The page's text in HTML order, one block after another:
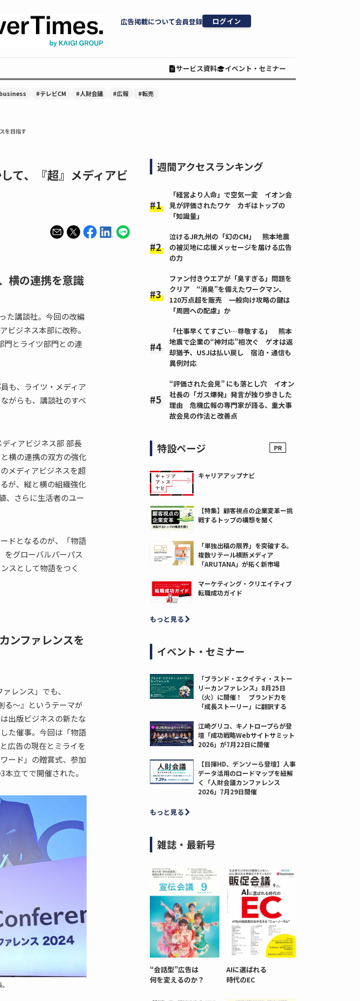
広告掲載について会員登録 ログイン
サービス資料 イベント・セミナー
#テレビCM #人財会議 #広報 #転売
を目指す
て、『超』メディアビ
横の連携を意識
た講談社。今回の改編
ビジネス本部に改称。
門とライツ部門との連
も、ライツ・メディア
がらも、講談社のすべ
ィアビジネス部 部長
横の連携の双方の強化
メディアビジネスを超
が、縦と横の組織強化
、さらに生活者のユー
ドとなるのが、「物語
グローバルパーパス
スとして物語をつく
ンファレンスを
レンス」でも、
る〜』というテーマが
出版ビジネスの新たな
た催事。今回は「物語
広告の現在とミライを
ード」の贈賞式、参加
立てで開催された。
週間アクセスランキング
「経営より人命」で空気一変 イオン会
見が評価されたワケ カギはトップの
「知識量」
泣けるJR九州の「幻のCM」 熊本地震
の被災地に応援メッセージを届ける広告
の力
ファン付きウエアが「臭すぎる」問題を
クリア “消臭”を備えたワークマン、
120万点超を販売 一般向け攻略の鍵は
「周囲への配慮」か
「仕事早くてすごい…尊敬する」 熊本
地震で企業の“神対応”相次ぐ ゲオは返
却猶予、USJは払い戻し 宿泊・通信も
異例対応
“評価された会見” にも落とし穴 イオン
社長の「ガス爆発」発言が独り歩きした
理由 危機広報の専門家が語る、重大事
故会見の作法と改善点
特設ページ
キャリアアップナビ
【特集】顧客視点の企業変革ー挑
戦するトップの構想を聞く
「単独出稿の限界」を突破する。
複数リテール横断メディア
「ARUTANA」が拓く新市場
マーケティング・クリエイティブ
転職成功ガイド
もっと見る
イベント・セミナー
「ブランド・エクイティ・ストー
リーカンファレンス」8月25日
（火）に開催！ ブランド力を
「成長ストーリー」に翻訳する
江崎グリコ、キノトロープらが登
壇「成功戦略Webサイトサミット
2026」が7月22日に開催
【日揮HD、デンソーら登壇】人事
データ活用のロードマップを紐解
く「人財会議カンファレンス
2026」7月29日開催
もっと見る
雑誌・最新号
“会話型”広告は
何を変えるのか？
AIに選ばれる
時代のEC